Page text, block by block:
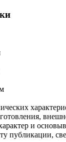
и
публикации,